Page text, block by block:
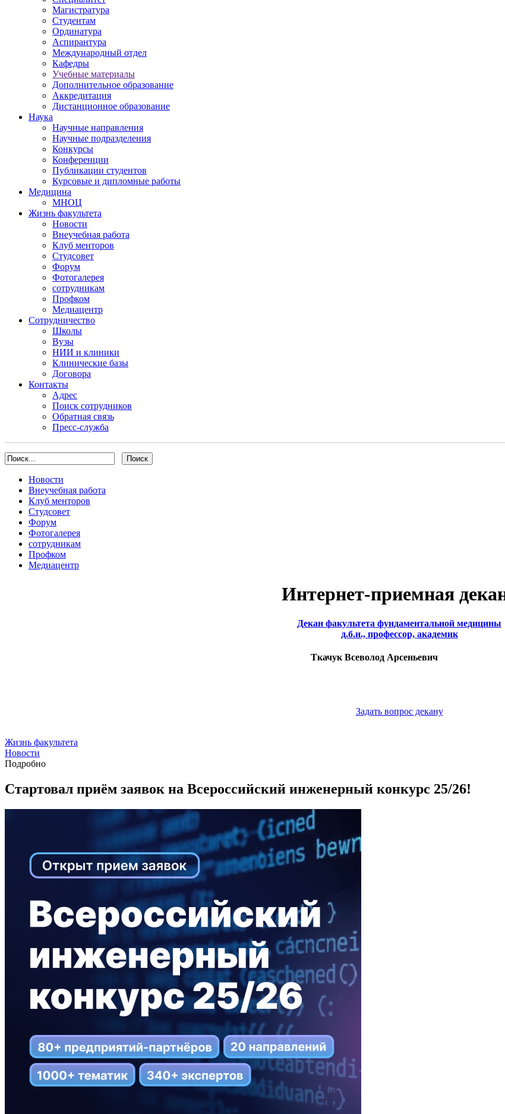
Магистратура
Студентам
Ординатура
Аспирантура
Международный отдел
Кафедры
Учебные материалы
Дополнительное образование
Аккредитация
Дистанционное образование
Наука
Научные направления
Научные подразделения
Конкурсы
Конференции
Публикации студентов
Курсовые и дипломные работы
Медицина
МНОЦ
Жизнь факультета
Новости
Внеучебная работа
Клуб менторов
Студсовет
Форум
Фотогалерея
сотрудникам
Профком
Медиацентр
Сотрудничество
Школы
Вузы
НИИ и клиники
Клинические базы
Договора
Контакты
Адрес
Поиск сотрудников
Обратная связь
Пресс-служба
Новости
Внеучебная работа
Клуб менторов
Студсовет
Форум
Фотогалерея
сотрудникам
Профком
Медиацентр
Интернет-приемная
Декан факультета фундаментальной медицины
д.б.н., профессор, академик
Ткачук Всеволод Арсеньевич
Задать вопрос декану
Жизнь факультета
Новости
Подробно
Стартовал приём заявок на Всероссийский инженерный конкурс 25/26!